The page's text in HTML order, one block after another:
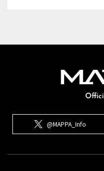
@MAPPA_Info